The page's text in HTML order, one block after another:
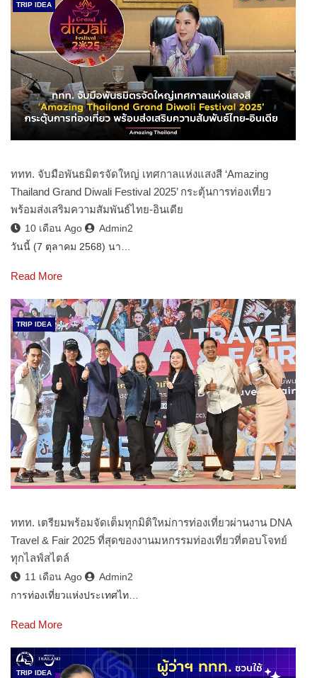
TRIP IDEA
ททท. จับมือพันธมิตรจัดใหญ่ เทศกาลแห่งแสงสี ‘Amazing
Thailand Grand Diwali Festival 2025’ กระตุ้นการท่องเที่ยว
พร้อมส่งเสริมความสัมพันธ์ไทย-อินเดีย
10 เดือน Ago
Admin2
วันนี้ (7 ตุลาคม 2568) นา…
Read More
TRIP IDEA
ททท. เตรียมพร้อมจัดเต็มทุกมิติใหม่การท่องเที่ยวผ่านงาน DNA
Travel & Fair 2025 ที่สุดของงานมหกรรมท่องเที่ยวที่ตอบโจทย์
ทุกไลฟ์สไตล์
11 เดือน Ago
Admin2
การท่องเที่ยวแห่งประเทศไท…
Read More
TRIP IDEA